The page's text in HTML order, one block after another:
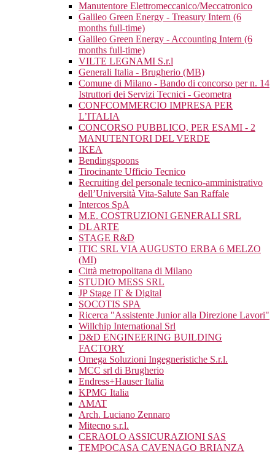
Manutentore Elettromeccanico/Meccatronico
Galileo Green Energy - Treasury Intern (6
months full-time)
Galileo Green Energy - Accounting Intern (6
months full-time)
VILTE LEGNAMI S.r.l
Generali Italia - Brugherio (MB)
Comune di Milano - Bando di concorso per n. 14
Istruttori dei Servizi Tecnici - Geometra
CONFCOMMERCIO IMPRESA PER
L’ITALIA
CONCORSO PUBBLICO, PER ESAMI - 2
MANUTENTORI DEL VERDE
IKEA
Bendingspoons
Tirocinante Ufficio Tecnico
Recruiting del personale tecnico-amministrativo
dell’Università Vita-Salute San Raffale
Intercos SpA
M.E. COSTRUZIONI GENERALI SRL
DL ARTE
STAGE R&D
ITIC SRL VIA AUGUSTO ERBA 6 MELZO
(MI)
Città metropolitana di Milano
STUDIO MESS SRL
JP Stage IT & Digital
SOCOTIS SPA
Ricerca "Assistente Junior alla Direzione Lavori"
Willchip International Srl
D&D ENGINEERING BUILDING
FACTORY
Omega Soluzioni Ingegneristiche S.r.l.
MCC srl di Brugherio
Endress+Hauser Italia
KPMG Italia
AMAT
Arch. Luciano Zennaro
Mitecno s.r.l.
CERAOLO ASSICURAZIONI SAS
TEMPOCASA CAVENAGO BRIANZA